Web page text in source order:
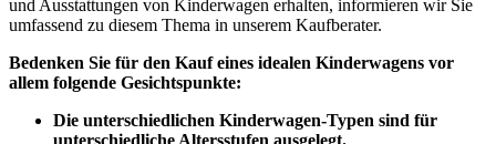
und Ausstattungen von Kinderwagen erhalten, informieren wir Sie
umfassend zu diesem Thema in unserem Kaufberater.
Bedenken Sie für den Kauf eines idealen Kinderwagens vor
allem folgende Gesichtspunkte:
Die unterschiedlichen Kinderwagen-Typen sind für